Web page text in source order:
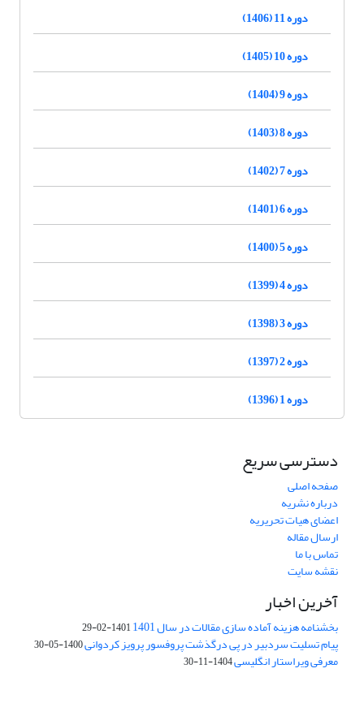
دوره 11 (1406)
دوره 10 (1405)
دوره 9 (1404)
دوره 8 (1403)
دوره 7 (1402)
دوره 6 (1401)
دوره 5 (1400)
دوره 4 (1399)
دوره 3 (1398)
دوره 2 (1397)
دوره 1 (1396)
دسترسی سریع
صفحه اصلی
درباره نشریه
اعضای هیات تحریریه
ارسال مقاله
تماس با ما
نقشه سایت
آخرین اخبار
بخشنامه هزینه آماده سازی مقالات در سال 1401 1401-02-29
پیام تسلیت سردبیر در پی درگذشت پروفسور پرویز کردوانی1400-05-30
معرفی ویراستار انگلیسی1404-11-30